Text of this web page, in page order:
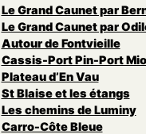
Le Grand Caunet par
Le Grand Caunet par
Autour de Fontvieille
Cassis-Port Pin-Port
Plateau d’En Vau
St Blaise et les étangs
Les chemins de Luminy
Carro-Côte Bleue